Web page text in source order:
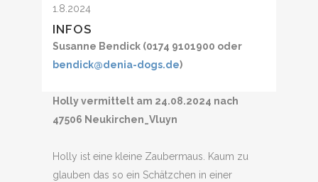
1.8.2024
INFOS
Susanne Bendick (0174 9101900 oder
bendick@denia-dogs.de)
Holly vermittelt am 24.08.2024 nach
47506 Neukirchen_Vluyn
Holly ist eine kleine Zaubermaus. Kaum zu
glauben das so ein Schätzchen in einer